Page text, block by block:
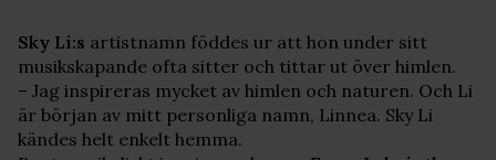
Sky Li:s artistnamn föddes ur att hon under sitt
musikskapande ofta sitter och tittar ut över himlen.
– Jag inspireras mycket av himlen och naturen. Och Li
är början av mitt personliga namn, Linnea. Sky Li
kändes helt enkelt hemma.